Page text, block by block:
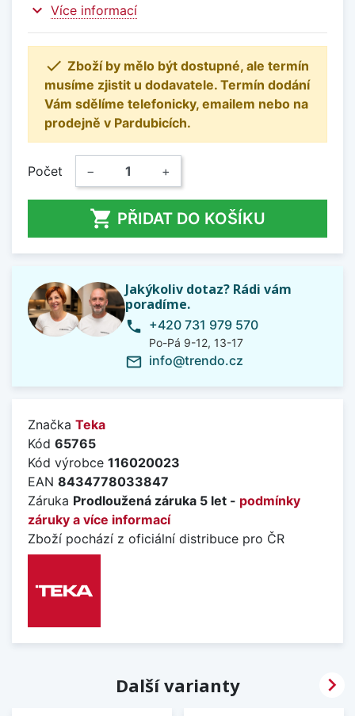
expand_more Více informací
 Zboží by mělo být dostupné, ale termín
musíme zjistit u dodavatele. Termín dodání
Vám sdělíme telefonicky, emailem nebo na
prodejně v Pardubicích.
Počet − +
 PŘIDAT DO KOŠÍKU
Jakýkoliv dotaz? Rádi vám
poradíme.
phone +420 731 979 570
Po-Pá 9-12, 13-17
mail_outline info@trendo.cz
Značka Teka
Kód 65765
Kód výrobce 116020023
EAN 8434778033847
Záruka Prodloužená záruka 5 let - podmínky
záruky a více informací
Zboží pochází z oficiální distribuce pro ČR
Další varianty 